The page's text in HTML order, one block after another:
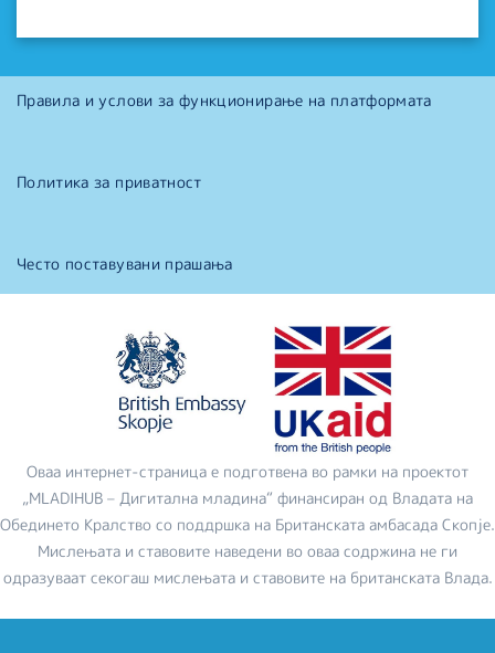
Правила и услови за функционирање на платформата
Политика за приватност
Често поставувани прашања
Оваа интернет-страница е подготвена во рамки на проектот
„MLADIHUB – Дигитална младина“ финансиран од Владата на
Обединето Кралство со поддршка на Британската амбасада Скопје.
Мислењата и ставовите наведени во оваа содржина не ги
одразуваат секогаш мислењата и ставовите на британската Влада.